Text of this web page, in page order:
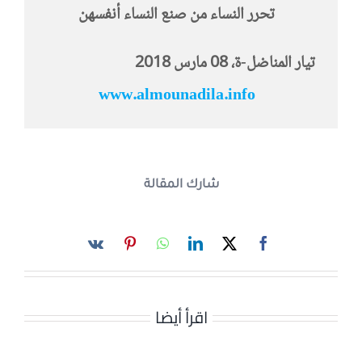
تحرر النساء من صنع النساء أنفسهن
تيار المناضل-ة، 08 مارس 2018
www.almounadila.info
شارك المقالة
اقرأ أيضا